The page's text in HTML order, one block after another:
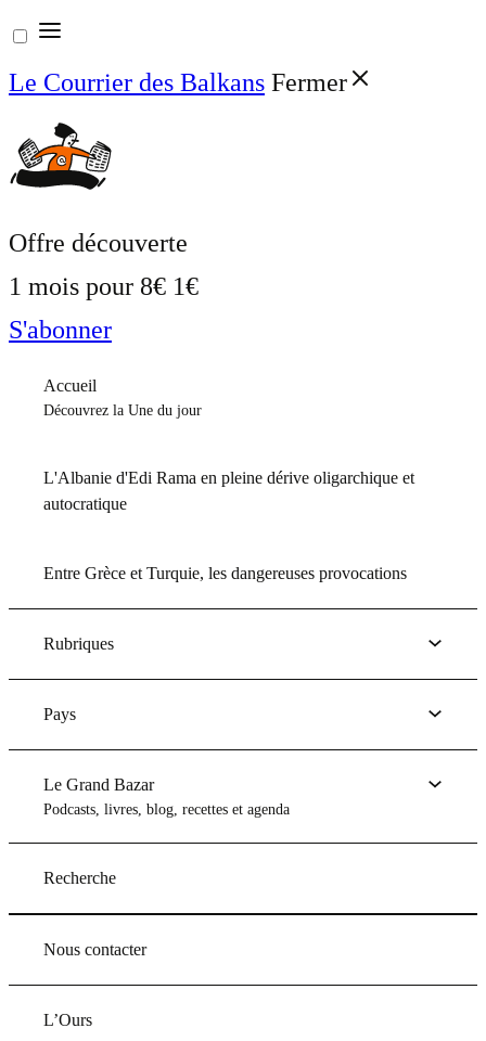
Aller
au
contenu
Le Courrier des Balkans Fermer
Offre découverte
1 mois pour 8€ 1€
S'abonner
Accueil
Découvrez la Une du jour
L'Albanie d'Edi Rama en pleine dérive oligarchique et
autocratique
Entre Grèce et Turquie, les dangereuses provocations
Rubriques
Pays
Le Grand Bazar
Podcasts, livres, blog, recettes et agenda
Recherche
Nous contacter
L’Ours